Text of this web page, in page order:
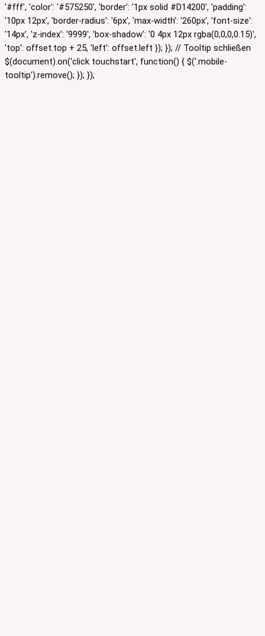
'#fff', 'color': '#575250', 'border': '1px solid #D14200', 'padding':
'10px 12px', 'border-radius': '6px', 'max-width': '260px', 'font-size':
'14px', 'z-index': '9999', 'box-shadow': '0 4px 12px rgba(0,0,0,0.15)',
'top': offset.top + 25, 'left': offset.left }); }); // Tooltip schließen
$(document).on('click touchstart', function() { $('.mobile-
tooltip').remove(); }); });